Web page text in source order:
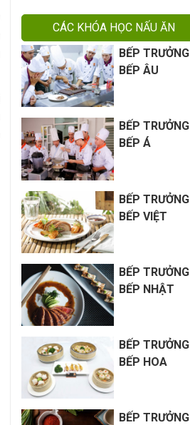
CÁC KHÓA HỌC NẤU ĂN
BẾP TRƯỞNG
BẾP ÂU
BẾP TRƯỞNG
BẾP Á
BẾP TRƯỞNG
BẾP VIỆT
BẾP TRƯỞNG
BẾP NHẬT
BẾP TRƯỞNG
BẾP HOA
BẾP TRƯỞNG